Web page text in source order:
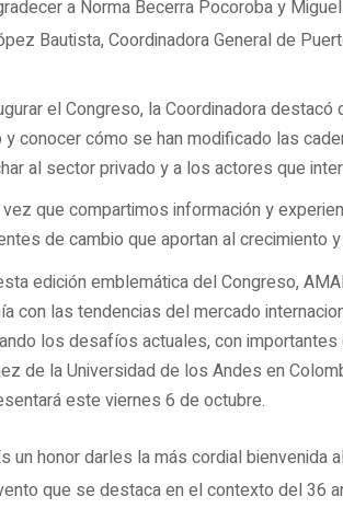
a Norma Becerra Pocoroba y
Bautista, Coordinadora General de
el Congreso, la Coordinadora
y conocer cómo se han modificado las
al sector privado y a los actores que
vez que compartimos información y
de cambio que aportan al crecimiento
edición emblemática del Congreso,
con las tendencias del mercado
los desafíos actuales, con
de la Universidad de los Andes en
este viernes 6 de octubre.
un honor darles la más cordial bienvenida
que se destaca en el contexto del 36